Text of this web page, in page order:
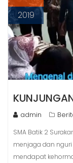
2019
admin
SMA Batik 2
menjaga dan
mendapat